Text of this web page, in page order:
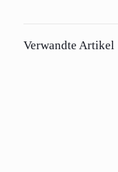
Verwandte Artikel